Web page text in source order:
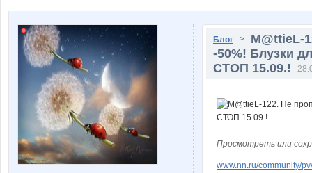
Блог > M@ttieL-
-50%! Блузки
СТОП 15.09.!
Просмотреть или
www.nn.ru/community/